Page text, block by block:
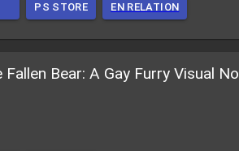
PS STORE EN RELATION
Bear: A Gay Furry Visual